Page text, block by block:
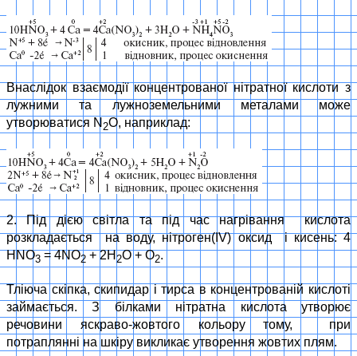
Внаслідок взаємодії концентрованої нітратної кислоти з
лужними та лужноземельними металами може
утворюватися N 2O, наприклад:
2. Під дією світла та під час нагрівання кислота
розкладається на воду, нітроген(IV) оксид і кисень: 4
HNO3= 4NO2+ 2H2O + O2.
Тліюча скіпка, скипидар і тирса в концентрованій кислоті
займається. З білками нітратна кислота утворює
речовини яскраво-жовтого кольору тому, при
потраплянні на шкіру викликає утворення жовтих плям.